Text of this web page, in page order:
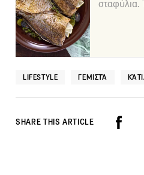
σταφύλια.
LIFESTYLE ΓΕΜΙΣΤΆ
SHARE THIS ARTICLE